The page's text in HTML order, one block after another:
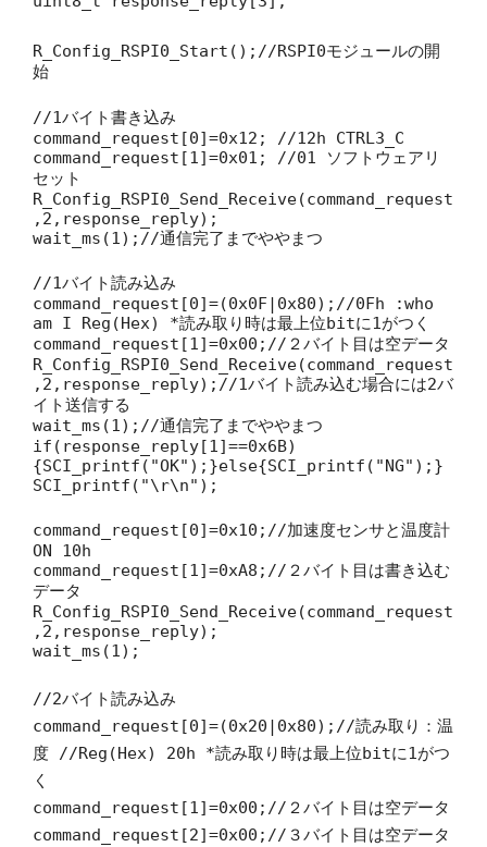
R_Config_RSPI0_Start();//RSPI0モジュールの開
始
//1バイト書き込み
command_request[0]=0x12; //12h CTRL3_C
command_request[1]=0x01; //01 ソフトウェアリ
セット
R_Config_RSPI0_Send_Receive(command_request
,2,response_reply);
wait_ms(1);//通信完了までややまつ
//1バイト読み込み
command_request[0]=(0x0F|0x80);//0Fh :who
am I Reg(Hex) *読み取り時は最上位bitに1がつく
command_request[1]=0x00;//２バイト目は空データ
R_Config_RSPI0_Send_Receive(command_request
,2,response_reply);//1バイト読み込む場合には2バ
イト送信する
wait_ms(1);//通信完了までややまつ
if(response_reply[1]==0x6B)
{SCI_printf("OK");}else{SCI_printf("NG");}
SCI_printf("\r\n");
command_request[0]=0x10;//加速度センサと温度計
ON 10h
command_request[1]=0xA8;//２バイト目は書き込む
データ
R_Config_RSPI0_Send_Receive(command_request
,2,response_reply);
wait_ms(1);
//2バイト読み込み
command_request[0]=(0x20|0x80);//読み取り：温
度 //Reg(Hex) 20h *読み取り時は最上位bitに1がつ
く
command_request[1]=0x00;//２バイト目は空データ
command_request[2]=0x00;//３バイト目は空データ